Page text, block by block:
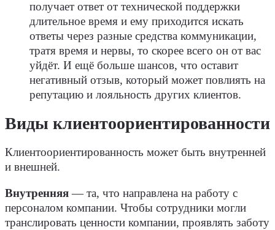
получает ответ от технической поддержки
длительное время и ему приходится искать
ответы через разные средства коммуникации,
тратя время и нервы, то скорее всего он от вас
уйдёт. И ещё больше шансов, что оставит
негативный отзыв, который может повлиять на
репутацию и лояльность других клиентов.
Виды клиентоориентированности
Клиентоориентированность может быть внутренней
и внешней.
Внутренняя — та, что направлена на работу с
персоналом компании. Чтобы сотрудники могли
транслировать ценности компании, проявлять заботу